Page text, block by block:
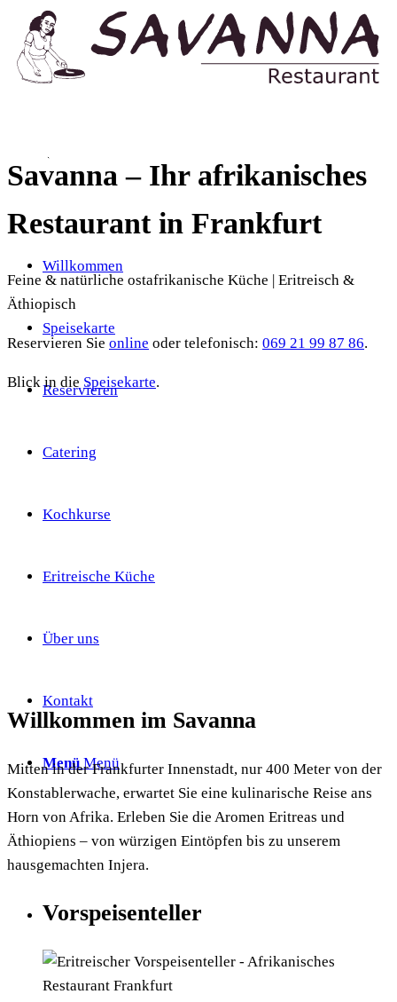
Willkommen
Speisekarte
Reservieren
Catering
Kochkurse
Eritreische Küche
Über uns
Kontakt
Menü Menü
Savanna – Ihr afrikanisches
Restaurant in Frankfurt
Feine & natürliche ostafrikanische Küche | Eritreisch &
Äthiopisch
Reservieren Sie online oder telefonisch: 069 21 99 87 86.
Blick in die Speisekarte.
Willkommen im Savanna
Mitten in der Frankfurter Innenstadt, nur 400 Meter von der
Konstablerwache, erwartet Sie eine kulinarische Reise ans
Horn von Afrika. Erleben Sie die Aromen Eritreas und
Äthiopiens – von würzigen Eintöpfen bis zu unserem
hausgemachten Injera.
Vorspeisenteller